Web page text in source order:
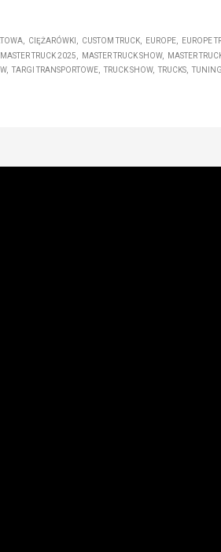
CIĘŻARÓWKI CUSTOM TRUCK EUROPE EUROPE
MASTER TRUCK 2025 MASTER TRUCK SHOW MASTER
TARGI TRANSPORTOWE TRUCK SHOW TRUCKS TUNING